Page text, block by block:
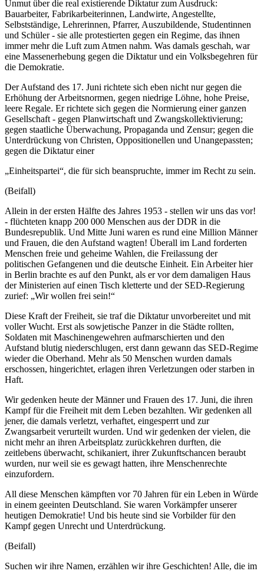
Unmut über die real existierende Diktatur zum Ausdruck:
Bauarbeiter, Fabrikarbeiterinnen, Landwirte, Angestellte,
Selbstständige, Lehrerinnen, Pfarrer, Auszubildende, Studentinnen
und Schüler - sie alle protestierten gegen ein Regime, das ihnen
immer mehr die Luft zum Atmen nahm. Was damals geschah, war
eine Massenerhebung gegen die Diktatur und ein Volksbegehren für
die Demokratie.
Der Aufstand des 17. Juni richtete sich eben nicht nur gegen die
Erhöhung der Arbeitsnormen, gegen niedrige Löhne, hohe Preise,
leere Regale. Er richtete sich gegen die Normierung einer ganzen
Gesellschaft - gegen Planwirtschaft und Zwangskollektivierung;
gegen staatliche Überwachung, Propaganda und Zensur; gegen die
Unterdrückung von Christen, Oppositionellen und Unangepassten;
gegen die Diktatur einer
„Einheitspartei“, die für sich beanspruchte, immer im Recht zu sein.
(Beifall)
Allein in der ersten Hälfte des Jahres 1953 - stellen wir uns das vor!
- flüchteten knapp 200 000 Menschen aus der DDR in die
Bundesrepublik. Und Mitte Juni waren es rund eine Million Männer
und Frauen, die den Aufstand wagten! Überall im Land forderten
Menschen freie und geheime Wahlen, die Freilassung der
politischen Gefangenen und die deutsche Einheit. Ein Arbeiter hier
in Berlin brachte es auf den Punkt, als er vor dem damaligen Haus
der Ministerien auf einen Tisch kletterte und der SED-Regierung
zurief: „Wir wollen frei sein!“
Diese Kraft der Freiheit, sie traf die Diktatur unvorbereitet und mit
voller Wucht. Erst als sowjetische Panzer in die Städte rollten,
Soldaten mit Maschinengewehren aufmarschierten und den
Aufstand blutig niederschlugen, erst dann gewann das SED-Regime
wieder die Oberhand. Mehr als 50 Menschen wurden damals
erschossen, hingerichtet, erlagen ihren Verletzungen oder starben in
Haft.
Wir gedenken heute der Männer und Frauen des 17. Juni, die ihren
Kampf für die Freiheit mit dem Leben bezahlten. Wir gedenken all
jener, die damals verletzt, verhaftet, eingesperrt und zur
Zwangsarbeit verurteilt wurden. Und wir gedenken der vielen, die
nicht mehr an ihren Arbeitsplatz zurückkehren durften, die
zeitlebens überwacht, schikaniert, ihrer Zukunftschancen beraubt
wurden, nur weil sie es gewagt hatten, ihre Menschenrechte
einzufordern.
All diese Menschen kämpften vor 70 Jahren für ein Leben in Würde
in einem geeinten Deutschland. Sie waren Vorkämpfer unserer
heutigen Demokratie! Und bis heute sind sie Vorbilder für den
Kampf gegen Unrecht und Unterdrückung.
(Beifall)
Suchen wir ihre Namen, erzählen wir ihre Geschichten! Alle, die im